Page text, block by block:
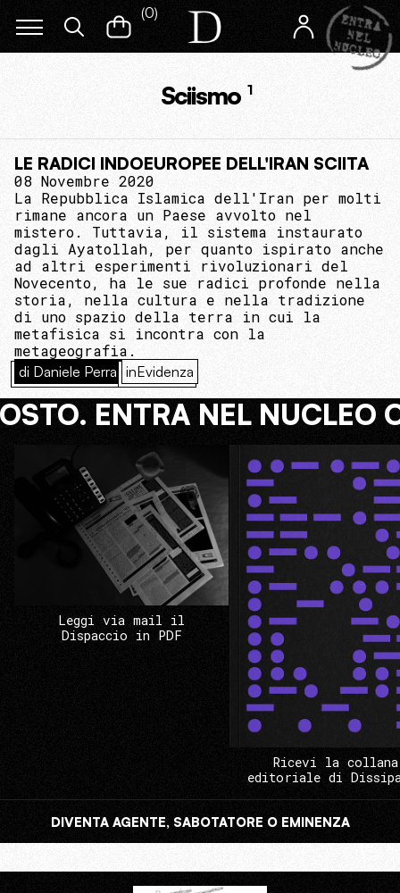
(0)
Sciismo 1
LE RADICI INDOEUROPEE DELL'IRAN SCIITA
08 Novembre 2020
La Repubblica Islamica dell'Iran per molti
rimane ancora un Paese avvolto nel
mistero. Tuttavia, il sistema instaurato
dagli Ayatollah, per quanto ispirato anche
ad altri esperimenti rivoluzionari del
Novecento, ha le sue radici profonde nella
storia, nella cultura e nella tradizione
di uno spazio della terra in cui la
metafisica si incontra con la
metageografia.
di Daniele Perra inEvidenza
ENTRA NEL NUCLEO
Leggi via mail il
Dispaccio in PDF
Ricevi la collana
editoriale di
DIVENTA AGENTE, SABOTATORE O EMINENZA